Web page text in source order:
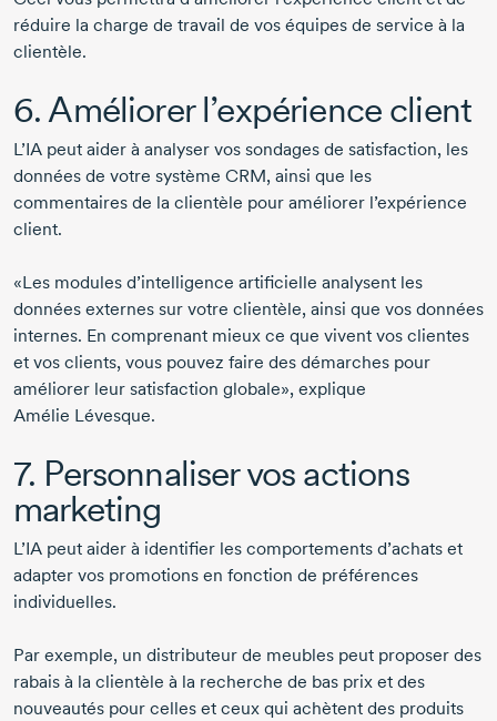
réduire la charge de travail de vos équipes de service à la
clientèle.
6. Améliorer l’expérience client
L’IA peut aider à analyser vos sondages de satisfaction, les
données de votre système CRM, ainsi que les
commentaires de la clientèle pour améliorer l’expérience
client.
«Les modules d’intelligence artificielle analysent les
données externes sur votre clientèle, ainsi que vos données
internes. En comprenant mieux ce que vivent vos clientes
et vos clients, vous pouvez faire des démarches pour
améliorer leur satisfaction globale», explique
Amélie Lévesque.
7. Personnaliser vos actions
marketing
L’IA peut aider à identifier les comportements d’achats et
adapter vos promotions en fonction de préférences
individuelles.
Par exemple, un distributeur de meubles peut proposer des
rabais à la clientèle à la recherche de bas prix et des
nouveautés pour celles et ceux qui achètent des produits